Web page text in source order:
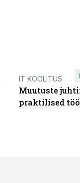
IT KOOLITUS
Muutuste
praktilised